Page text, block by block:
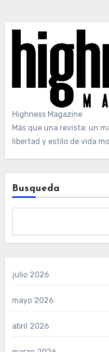
Highness Magazine
Más que una revista: un
libertad y estilo de vida
Busqueda
julio 2026
mayo 2026
abril 2026